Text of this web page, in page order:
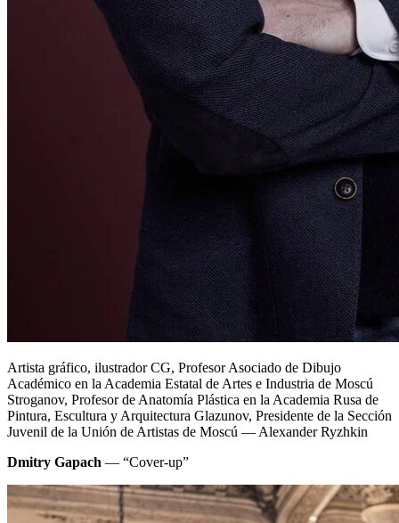
Artista gráfico, ilustrador CG, Profesor Asociado de Dibujo
Académico en la Academia Estatal de Artes e Industria de Moscú
Stroganov, Profesor de Anatomía Plástica en la Academia Rusa de
Pintura, Escultura y Arquitectura Glazunov, Presidente de la Sección
Juvenil de la Unión de Artistas de Moscú — Alexander Ryzhkin
Dmitry Gapach — “Cover-up”